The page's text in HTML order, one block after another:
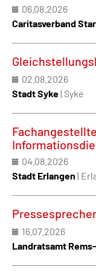
06.08.2026
Caritasverband
02.08.2026
Stadt Syke| Syke
04.08.2026
Stadt Erlangen |
16.07.2026
Landratsamt